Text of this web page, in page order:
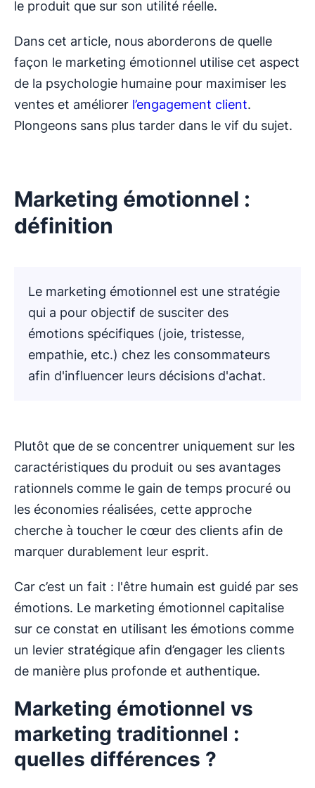
le produit que sur son utilité réelle.
Dans cet article, nous aborderons de quelle
façon le marketing émotionnel utilise cet aspect
de la psychologie humaine pour maximiser les
ventes et améliorer l’engagement client.
Plongeons sans plus tarder dans le vif du sujet.
Marketing émotionnel :
définition
Le marketing émotionnel est une stratégie
qui a pour objectif de susciter des
émotions spécifiques (joie, tristesse,
empathie, etc.) chez les consommateurs
afin d'influencer leurs décisions d'achat.
Plutôt que de se concentrer uniquement sur les
caractéristiques du produit ou ses avantages
rationnels comme le gain de temps procuré ou
les économies réalisées, cette approche
cherche à toucher le cœur des clients afin de
marquer durablement leur esprit.
Car c’est un fait : l'être humain est guidé par ses
émotions. Le marketing émotionnel capitalise
sur ce constat en utilisant les émotions comme
un levier stratégique afin d’engager les clients
de manière plus profonde et authentique.
Marketing émotionnel vs
marketing traditionnel :
quelles différences ?